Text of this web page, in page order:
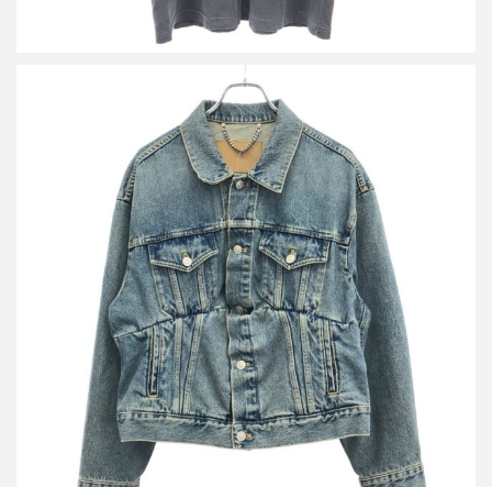
バレンシアガ 16AW スウィングデニムジャケット 446443 TSB06
買取金額18,000円
詳しく見る